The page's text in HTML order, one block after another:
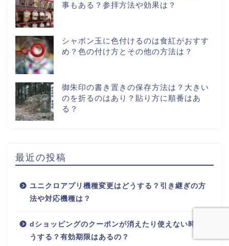
事もある？参拝方法や効果は？
シャボン玉に色付けるのは食紅がおすす
め？色の付け方とその他の方法は？
御朱印の書き置きの保存方法は？大きい
のを折るのはあり？貼り方に順番はあ
る？
最近の投稿
ユニクロアプリ機種変更はどうする？引き継ぎの方
法や対応機種は？
dショッピングのクーポンが消えたり使えない時はど
うする？有効期限はあるの？